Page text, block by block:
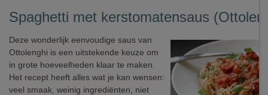
Spaghetti met kerstomatensaus
Deze wonderlijk eenvoudige saus van
Ottolenghi is een uitstekende keuze om
in grote hoeveelheden klaar te maken.
Het recept heeft alles wat je kan wensen:
veel smaak, weinig ingrediënten, niet